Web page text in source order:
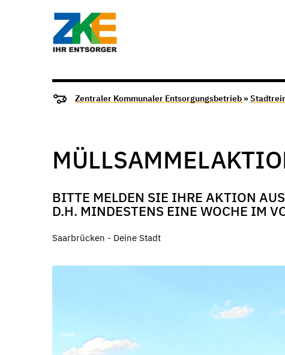
Zentraler Kommunaler Entsorgungsbetrieb »
BITTE MELDEN SIE IHRE AKTION
D.H. MINDESTENS EINE WOCHE IM
Saarbrücken - Deine Stadt